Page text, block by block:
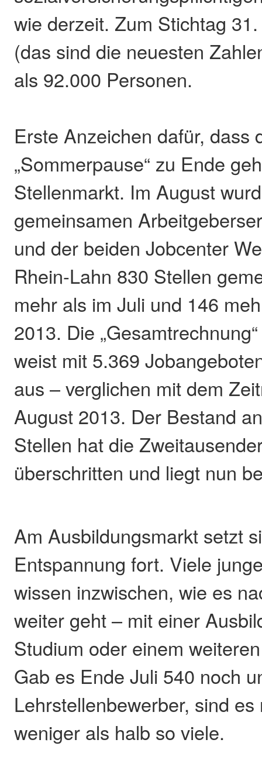
wie derzeit. Zum Stichtag
(das sind die neuesten
als 92.000 Personen.
Erste Anzeichen dafür, dass
„Sommerpause“ zu Ende
Stellenmarkt. Im August
gemeinsamen
und der beiden Jobcenter
Rhein-Lahn 830 Stellen
mehr als im Juli und 146
2013. Die
weist mit 5.369
aus – verglichen mit dem
August 2013. Der Bestand
Stellen hat die
überschritten und liegt nun
Am Ausbildungsmarkt setzt
Entspannung fort. Viele
wissen inzwischen, wie es
weiter geht – mit einer
Studium oder einem
Gab es Ende Juli 540 noch
Lehrstellenbewerber, sind
weniger als halb so viele.